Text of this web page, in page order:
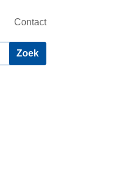
Contact